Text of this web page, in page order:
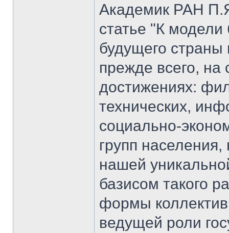
Академик РАН
статье "К
будущего страны
прежде всего,
достижениях:
технических,
социально-
групп
нашей
базисом такого
формы
ведущей роли